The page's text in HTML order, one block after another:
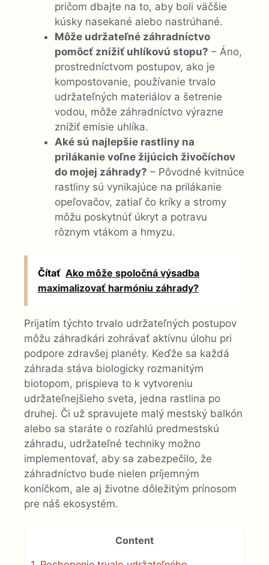
pričom dbajte na to, aby boli väčšie
kúsky nasekané alebo nastrúhané.
Môže udržateľné záhradníctvo
pomôcť znížiť uhlíkovú stopu? – Áno,
prostredníctvom postupov, ako je
kompostovanie, používanie trvalo
udržateľných materiálov a šetrenie
vodou, môže záhradníctvo výrazne
znížiť emisie uhlíka.
Aké sú najlepšie rastliny na
prilákanie voľne žijúcich živočíchov
do mojej záhrady? – Pôvodné kvitnúce
rastliny sú vynikajúce na prilákanie
opeľovačov, zatiaľ čo kríky a stromy
môžu poskytnúť úkryt a potravu
rôznym vtákom a hmyzu.
Čítať Ako môže spoločná výsadba
maximalizovať harmóniu záhrady?
Prijatím týchto trvalo udržateľných postupov
môžu záhradkári zohrávať aktívnu úlohu pri
podpore zdravšej planéty. Keďže sa každá
záhrada stáva biologicky rozmanitým
biotopom, prispieva to k vytvoreniu
udržateľnejšieho sveta, jedna rastlina po
druhej. Či už spravujete malý mestský balkón
alebo sa staráte o rozľahlú predmestskú
záhradu, udržateľné techniky možno
implementovať, aby sa zabezpečilo, že
záhradníctvo bude nielen príjemným
koníčkom, ale aj životne dôležitým prínosom
pre náš ekosystém.
Content